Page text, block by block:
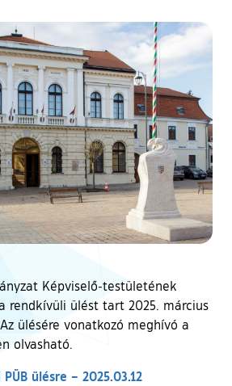
Képviselő-testületének
rendkívüli ülést tart 2025. március
ülésére vonatkozó meghívó a
olvasható.
ülésre – 2025.03.12